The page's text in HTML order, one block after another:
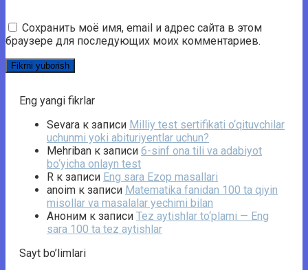
Сохранить моё имя, email и адрес сайта в этом
браузере для последующих моих комментариев.
Eng yangi fikrlar
Sevara к записи Milliy test sertifikati o‘qituvchilar
uchunmi yoki abituriyentlar uchun?
Mehriban к записи 6-sinf ona tili va adabiyot
bo‘yicha onlayn test
R к записи Eng sara Ezop masallari
anoim к записи Matematika fanidan 100 ta qiyin
misollar va masalalar yechimi bilan
Аноним к записи Tez aytishlar to‘plami — Eng
sara 100 ta tez aytishlar
Sayt bo’limlari